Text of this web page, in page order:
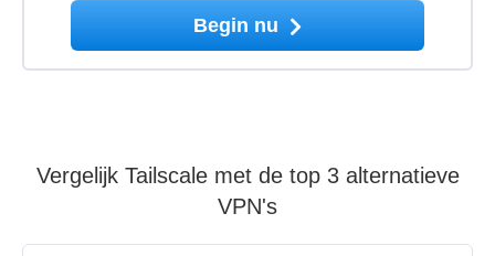
Begin nu
Vergelijk Tailscale met de top 3 alternatieve
VPN's